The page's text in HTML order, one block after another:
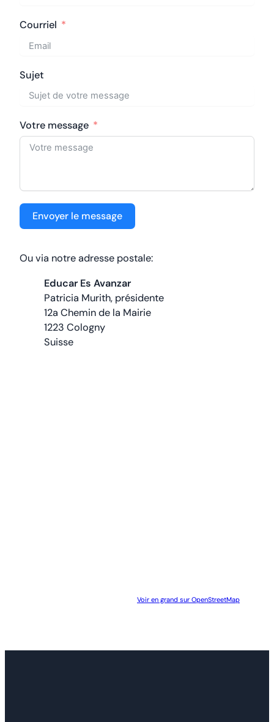
Courriel
Sujet
Votre message
Envoyer le message
Ou via notre adresse postale:
Educar Es Avanzar
Patricia Murith, présidente
12a Chemin de la Mairie
1223 Cologny
Suisse
Voir en grand sur OpenStreetMap